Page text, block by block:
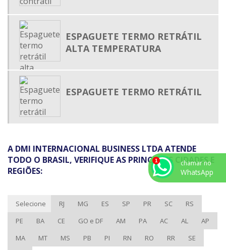
PRENSA CABO
TERMO RETRÁTIL MEDIA TENSÃO
TUBO ISOLANTE TERMO RETRÁTIL
TUBO PLÁSTICO TERMO ENCOLHÍVEL
TUBO TERMO RETRÁTIL
TUBO TERMO RETRÁTIL ADESIVADO
TUBO TERMOENCOLHÍVEL
ABRAÇADEIRA DE NYLON PARA LACRE
ABRAÇADEIRA PLÁSTICA PREÇO
CALHA DE PVC PARA FIO
CALHA DE PVC PREÇO
ESPAGUETE TERMO RETRÁTIL
ALTA TEMPERATURA
ESPAGUETE TERMO RETRÁTIL
A DMI INTERNACIONAL BUSINESS LTDA ATENDE
TODO O BRASIL, VERIFIQUE AS PRINCIPAIS CIDADES E
REGIÕES:
Selecione RJ MG ES SP PR SC
RS
PE
BA CE GO e DF AM PA AC AL
AP
MA
MT MS PB PI RN RO RR
SE
chamar no
WhatsApp